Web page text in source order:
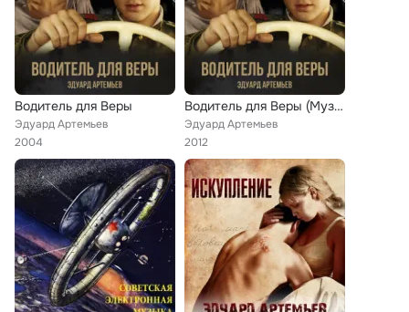
Водитель для Веры
Эдуард Артемьев
2004
Водитель для Веры (Музыка из к/ф "Водитель для Веры")
Эдуард Артемьев
2012